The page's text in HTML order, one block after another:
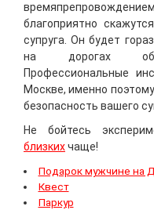
благоприятно
супруга. Он будет
на дорогах
Профессиональные
Москве, именно
безопасность вашего
Не бойтесь
близкихчаще!
Подарок мужчине на
Квест
Паркур